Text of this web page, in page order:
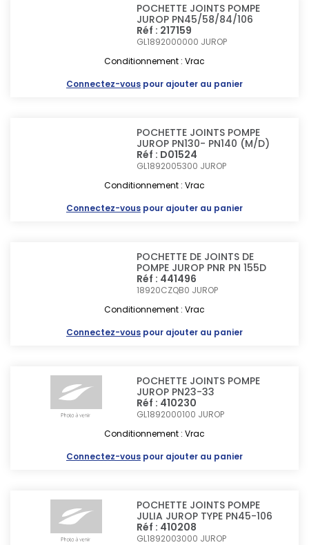
POCHETTE JOINTS POMPE
JUROP PN45/58/84/106
Réf : 217159
GL1892000000 JUROP
Conditionnement : Vrac
Connectez-vous pour ajouter au panier
POCHETTE JOINTS POMPE
JUROP PN130- PN140 (M/D)
Réf : D01524
GL1892005300 JUROP
Conditionnement : Vrac
Connectez-vous pour ajouter au panier
POCHETTE DE JOINTS DE
POMPE JUROP PNR PN 155D
Réf : 441496
18920CZQB0 JUROP
Conditionnement : Vrac
Connectez-vous pour ajouter au panier
POCHETTE JOINTS POMPE
JUROP PN23-33
Réf : 410230
GL1892000100 JUROP
Conditionnement : Vrac
Connectez-vous pour ajouter au panier
POCHETTE JOINTS POMPE
JULIA JUROP TYPE PN45-106
Réf : 410208
GL1892003000 JUROP